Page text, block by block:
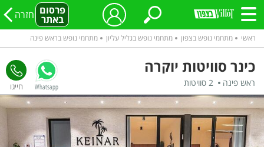
פרסום
באתר חזרה
ראשי מתחמי נופש בצפון מתחמי נופש בגליל עליון מתחמי נופש בראש פינה
כינר סוויטות יוקרה
ראש פינה 2 סוויטות Whatsapp